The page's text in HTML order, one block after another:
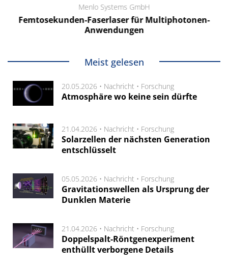
Menlo Systems GmbH
Femtosekunden-Faserlaser für Multiphotonen-
Anwendungen
Meist gelesen
20.05.2026 • Nachricht • Forschung
Atmosphäre wo keine sein dürfte
21.04.2026 • Nachricht • Forschung
Solarzellen der nächsten Generation
entschlüsselt
05.05.2026 • Nachricht • Forschung
Gravitationswellen als Ursprung der
Dunklen Materie
21.04.2026 • Nachricht • Forschung
Doppelspalt-Röntgenexperiment
enthüllt verborgene Details